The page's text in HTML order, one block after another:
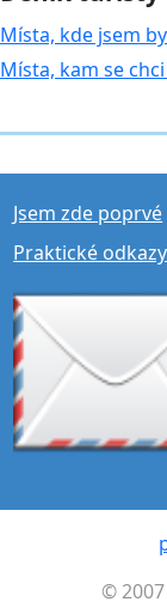
Místa, kde jsem
Místa, kam se
Jsem zde poprvé
Praktické odkazy
© 2007